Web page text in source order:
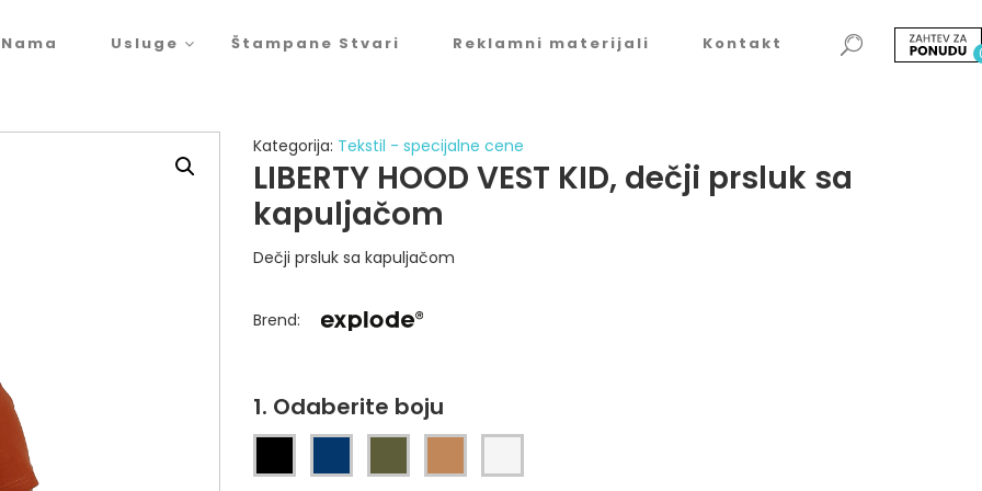
Usluge Štampane Stvari Reklamni materijali Kontakt
Kategorija: Tekstil - specijalne cene
LIBERTY HOOD VEST KID, dečji prsluk sa
kapuljačom
Dečji prsluk sa kapuljačom
Brend:
1. Odaberite boju